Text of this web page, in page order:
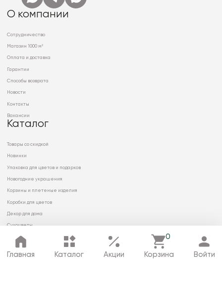
Главная Каталог Акции
0
Корзина Войти
О компании
Сотрудничество
Магазин 1000 м²
Оплата и доставка
Гарантии
Способы возврата
Новости
Контакты
Вакансии
Каталог
Товары со скидкой
Новинки
Упаковка для цветов и подарков
Новогодние украшения
Корзины и плетеные изделия
Коробки для цветов
Декор для дома
Сухоцветы
© 2026 ООО «МИРРЭЙ»